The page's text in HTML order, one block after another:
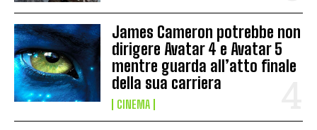
James Cameron potrebbe non
dirigere Avatar 4 e Avatar 5
mentre guarda all’atto finale
della sua carriera
CINEMA